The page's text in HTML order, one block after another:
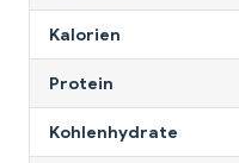
Kalorien
Protein
Kohlenhydrate